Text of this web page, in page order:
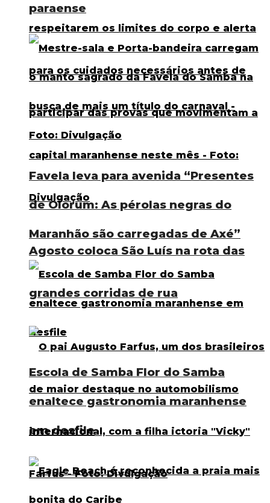
paraense
Favela leva para avenida “Presentes
de Olorum: As pérolas negras do
Maranhão são carregadas de Axé”
Escola de Samba Flor do Samba
enaltece gastronomia maranhense
em desfile
Agosto coloca São Luís na rota das
grandes corridas de rua